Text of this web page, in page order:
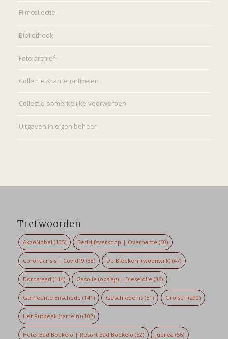
Filmcollectie
Bibliotheek
Foto archief
Collectie Krantenartikelen
Collectie opmerkelijke voorwerpen
Uitgaven in eigen beheer
Trefwoorden
AkzoNobel (105) Bedrijfsverkoop | Overname (50)
Coronacrisis | Covid19 (38) De Bleekerij (woonwijk) (47)
Dorpsraad (114) Gasolie (opslag) | Dieselolie (36)
Gemeente Enschede (141) Geschiedenis (51) Grolsch (290)
Het Rutbeek (terrein)(102)
Hotel Bad Boekelo | Resort Bad Boekelo (52) Jubilea (56)